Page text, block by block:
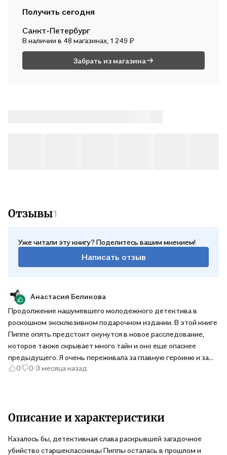
В вс, 9 августа — от 317 ₽
Почтой России
В пн, 10 августа — от 580 ₽
Получить сегодня
Санкт-Петербург
В наличиив 48 магазинах , 1 249 ₽
Забрать из магазина
Отзывы1
Уже читали эту книгу? Поделитесь вашим мнением!
Написать отзыв
Анастасия Беликова
Продолжение нашумевшего молодежного детектива в
роскошном эксклюзивном подарочном издании. В этой книге
Пиппе опять предстоит окунутся в новое расследование,
которое также скрывает много тайн и оно еще опаснее
предыдущего. Я очень переживала за главную героиню и за
молодого человека, который пропал. Как и всегда
0 0 3 месяца назад
Описание и характеристики
Казалось бы, детективная слава раскрывшей загадочное
убийство старшеклассницы Пиппы осталась в прошлом и